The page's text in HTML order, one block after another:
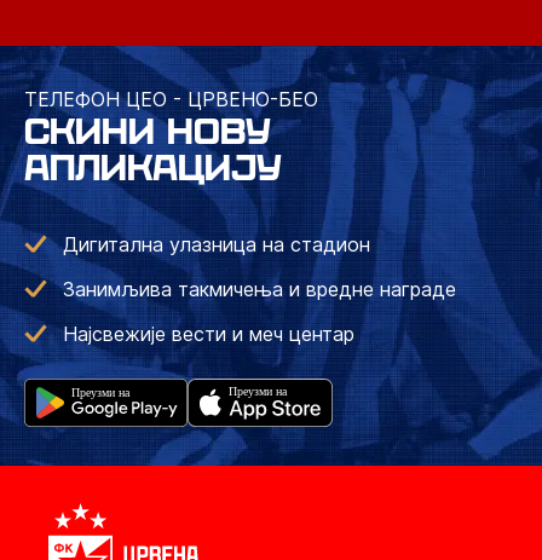
ТЕЛЕФОН ЦЕО - ЦРВЕНО-БЕО
СКИНИ НОВУ
АПЛИКАЦИЈУ
Дигитална улазница на стадион
Занимљива такмичења и вредне награде
Најсвежије вести и меч центар